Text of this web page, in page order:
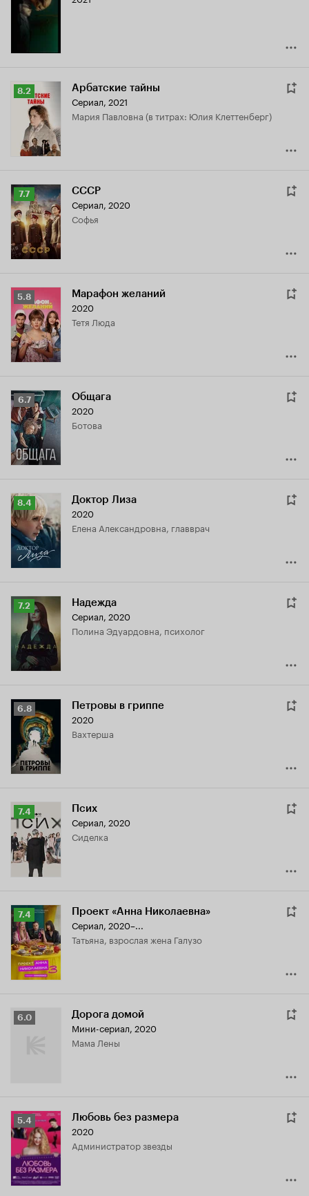
8.2
Рейтинг
Кинопоиска
8.2
8.2 Арбатские тайны
Сериал, 2021
Мария Павловна (в титрах: Юлия Клеттенберг)
Рейтинг
Кинопоиска
7.7
7.7 СССР
Сериал, 2020
Софья
Рейтинг
Кинопоиска
5.8
5.8 Марафон желаний
2020
тетя Люда
Рейтинг
Кинопоиска
6.7
6.7 Общага
2020
Ботова
Рейтинг
Кинопоиска
8.4
8.4 Доктор Лиза
2020
Елена Александровна, главврач
Рейтинг
Кинопоиска
7.2
7.2 Надежда
Сериал, 2020
Полина Эдуардовна, психолог
Рейтинг
Кинопоиска
6.8
6.8 Петровы в гриппе
2020
вахтерша
Рейтинг
Кинопоиска
7.4
7.4 Псих
Сериал, 2020
сиделка
Рейтинг
Кинопоиска
7.4
7.4 Проект «Анна Николаевна»
Сериал, 2020–...
Татьяна, взрослая жена Галузо
Рейтинг
6.0 Дорога домой
Мини-сериал, 2020
мама Лены
Рейтинг
Кинопоиска
5.4
5.4 Любовь без размера
2020
администратор звезды